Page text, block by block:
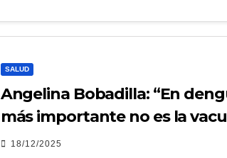
SALUD
Angelina Bobadilla: “En
más importante no es la
es eliminar criaderos”
18/12/2025